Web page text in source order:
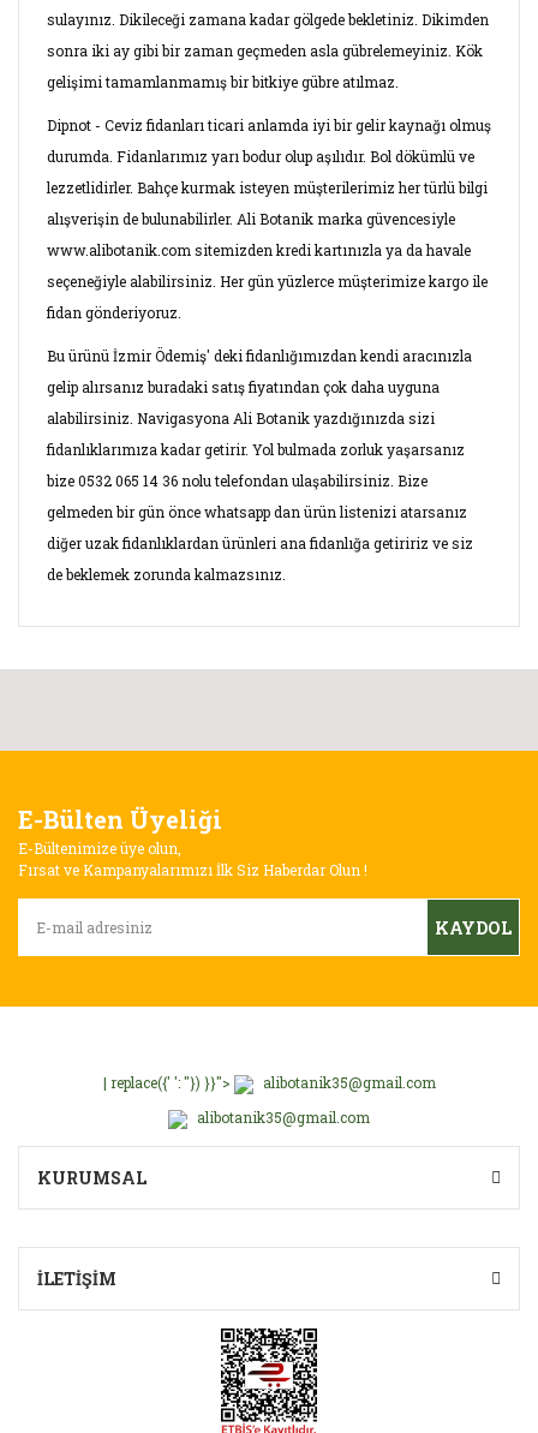
sulayınız. Dikileceği zamana kadar gölgede bekletiniz. Dikimden
sonra iki ay gibi bir zaman geçmeden asla gübrelemeyiniz. Kök
gelişimi tamamlanmamış bir bitkiye gübre atılmaz.
Dipnot - Ceviz fidanları ticari anlamda iyi bir gelir kaynağı olmuş
durumda. Fidanlarımız yarı bodur olup aşılıdır. Bol dökümlü ve
lezzetlidirler. Bahçe kurmak isteyen müşterilerimiz her türlü bilgi
alışverişin de bulunabilirler. Ali Botanik marka güvencesiyle
www.alibotanik.com sitemizden kredi kartınızla ya da havale
seçeneğiyle alabilirsiniz. Her gün yüzlerce müşterimize kargo ile
fidan gönderiyoruz.
Bu ürünü İzmir Ödemiş' deki fidanlığımızdan kendi aracınızla
gelip alırsanız buradaki satış fiyatından çok daha uyguna
alabilirsiniz. Navigasyona Ali Botanik yazdığınızda sizi
fidanlıklarımıza kadar getirir. Yol bulmada zorluk yaşarsanız
bize 0532 065 14 36 nolu telefondan ulaşabilirsiniz. Bize
gelmeden bir gün önce whatsapp dan ürün listenizi atarsanız
diğer uzak fidanlıklardan ürünleri ana fidanlığa getiririz ve siz
de beklemek zorunda kalmazsınız.
bakımlı,ambalaj sağlam,hediye çok memnun etti,teşekkür
ederim.bundan sonra fidancım ALİ BOTANİK.
Görüş ve önerileriniz için teşekkür ederiz.
Ürün resmi kalitesiz, bozuk veya görüntülenemiyor.
Ürün açıklamasında eksik bilgiler bulunuyor.
Ürün fiyatı diğer sitelerden daha pahalı.
E-Bülten Üyeliği
E-Bültenimize üye olun,
Fırsat ve Kampanyalarımızı İlk Siz Haberdar Olun !
KAYDOL
| replace({' ': ''}) }}">
alibotanik35@gmail.com
alibotanik35@gmail.com
KURUMSAL
İLETİŞİM